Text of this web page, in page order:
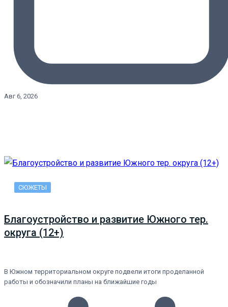
Авг 6, 2026
СЮЖЕТЫ
Благоустройство и развитие Южного тер.
округа (12+)
В Южном территориальном округе подвели итоги проделанной
работы и обозначили планы на ближайшие годы